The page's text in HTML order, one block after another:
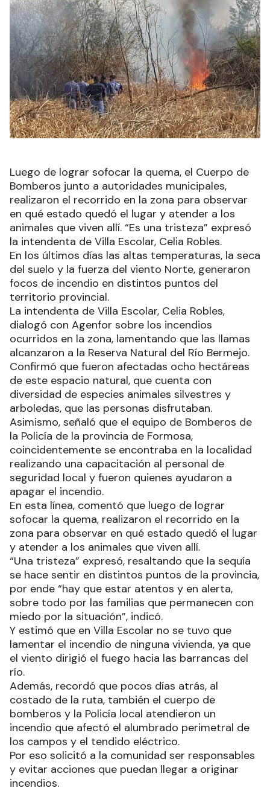
Luego de lograr sofocar la quema, el Cuerpo de
Bomberos junto a autoridades municipales,
realizaron el recorrido en la zona para observar
en qué estado quedó el lugar y atender a los
animales que viven allí. “Es una tristeza” expresó
la intendenta de Villa Escolar, Celia Robles.
En los últimos días las altas temperaturas, la seca
del suelo y la fuerza del viento Norte, generaron
focos de incendio en distintos puntos del
territorio provincial.
La intendenta de Villa Escolar, Celia Robles,
dialogó con Agenfor sobre los incendios
ocurridos en la zona, lamentando que las llamas
alcanzaron a la Reserva Natural del Río Bermejo.
Confirmó que fueron afectadas ocho hectáreas
de este espacio natural, que cuenta con
diversidad de especies animales silvestres y
arboledas, que las personas disfrutaban.
Asimismo, señaló que el equipo de Bomberos de
la Policía de la provincia de Formosa,
coincidentemente se encontraba en la localidad
realizando una capacitación al personal de
seguridad local y fueron quienes ayudaron a
apagar el incendio.
En esta línea, comentó que luego de lograr
sofocar la quema, realizaron el recorrido en la
zona para observar en qué estado quedó el lugar
y atender a los animales que viven allí.
“Una tristeza” expresó, resaltando que la sequía
se hace sentir en distintos puntos de la provincia,
por ende “hay que estar atentos y en alerta,
sobre todo por las familias que permanecen con
miedo por la situación”, indicó.
Y estimó que en Villa Escolar no se tuvo que
lamentar el incendio de ninguna vivienda, ya que
el viento dirigió el fuego hacia las barrancas del
río.
Además, recordó que pocos días atrás, al
costado de la ruta, también el cuerpo de
bomberos y la Policía local atendieron un
incendio que afectó el alumbrado perimetral de
los campos y el tendido eléctrico.
Por eso solicitó a la comunidad ser responsables
y evitar acciones que puedan llegar a originar
incendios.